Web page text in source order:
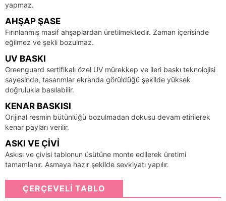
yapmaz.
AHŞAP ŞASE
Fırınlanmış masif ahşaplardan üretilmektedir. Zaman içerisinde
eğilmez ve şekli bozulmaz.
UV BASKI
Greenguard sertifikalı özel UV mürekkep ve ileri baskı teknolojisi
sayesinde, tasarımlar ekranda görüldüğü şekilde yüksek
doğrulukla basılabilir.
KENAR BASKISI
Orijinal resmin bütünlüğü bozulmadan dokusu devam etirilerek
kenar payları verilir.
ASKI VE ÇIVI
Askısı ve çivisi tablonun üsütüne monte edilerek üretimi
tamamlanır. Asmaya hazır şekilde sevkiyatı yapılır.
ÇERÇEVELİ TABLO